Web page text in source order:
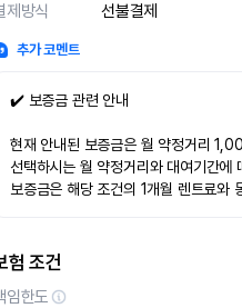
제방식
선불결제
추가 코멘트
✔️ 보증금 관련 안내
현재 안내된 보증금은 월 약정거리
선택하시는 월 약정거리와 대여기간에
보증금은 해당 조건의 1개월 렌트료와
험 조건
임한도